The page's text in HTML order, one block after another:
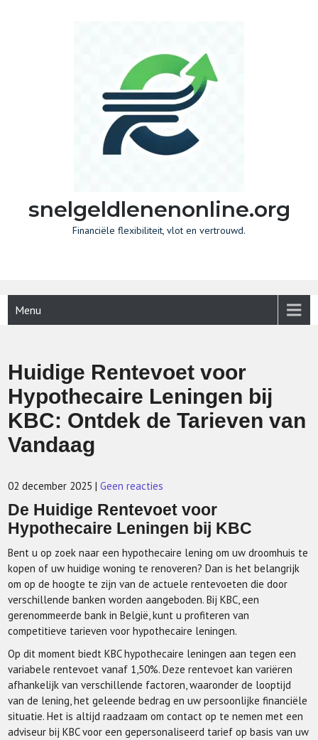
snelgeldlenenonline.org
Financiële flexibiliteit, vlot en vertrouwd.
Menu
Huidige Rentevoet voor
Hypothecaire Leningen bij
KBC: Ontdek de Tarieven van
Vandaag
02 december 2025 |Geen reacties
De Huidige Rentevoet voor
Hypothecaire Leningen bij KBC
Bent u op zoek naar een hypothecaire lening om uw droomhuis te
kopen of uw huidige woning te renoveren? Dan is het belangrijk
om op de hoogte te zijn van de actuele rentevoeten die door
verschillende banken worden aangeboden. Bij KBC, een
gerenommeerde bank in België, kunt u profiteren van
competitieve tarieven voor hypothecaire leningen.
Op dit moment biedt KBC hypothecaire leningen aan tegen een
variabele rentevoet vanaf 1,50%. Deze rentevoet kan variëren
afhankelijk van verschillende factoren, waaronder de looptijd
van de lening, het geleende bedrag en uw persoonlijke financiële
situatie. Het is altijd raadzaam om contact op te nemen met een
adviseur bij KBC voor een gepersonaliseerd tarief op basis van uw